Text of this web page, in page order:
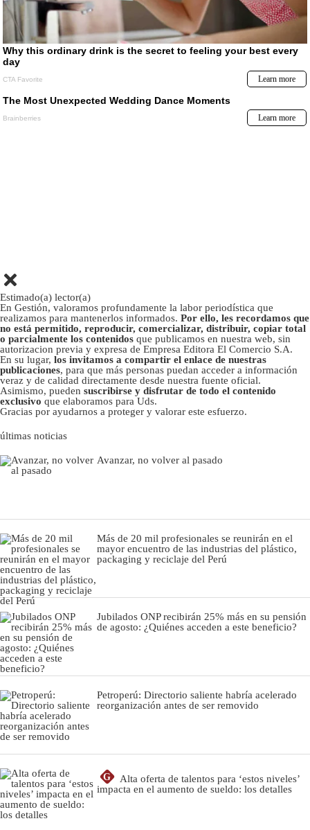
Estimado(a) lector(a)
En Gestión, valoramos profundamente la labor periodística que
realizamos para mantenerlos informados. Por ello, les recordamos que
no está permitido, reproducir, comercializar, distribuir, copiar total
o parcialmente los contenidos que publicamos en nuestra web, sin
autorizacion previa y expresa de Empresa Editora El Comercio S.A.
En su lugar, los invitamos a compartir el enlace de nuestras
publicaciones, para que más personas puedan acceder a información
veraz y de calidad directamente desde nuestra fuente oficial.
Asimismo, pueden suscribirse y disfrutar de todo el contenido
exclusivo que elaboramos para Uds.
Gracias por ayudarnos a proteger y valorar este esfuerzo.
últimas noticias
Avanzar, no volver al pasado
Más de 20 mil profesionales se reunirán en el
mayor encuentro de las industrias del plástico,
packaging y reciclaje del Perú
Jubilados ONP recibirán 25% más en su pensión
de agosto: ¿Quiénes acceden a este beneficio?
Petroperú: Directorio saliente habría acelerado
reorganización antes de ser removido
G
Alta oferta de talentos para ‘estos niveles’
impacta en el aumento de sueldo: los detalles